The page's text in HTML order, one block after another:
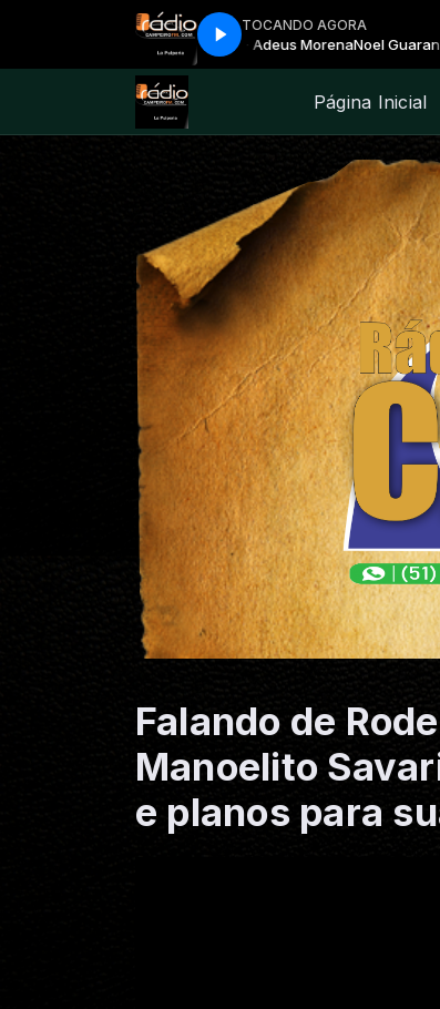
TOCANDO AGORA
Missioneiro - 05 - Adeus MorenaNoel Guarany - Destino
Página Inicial
Falando de
Manoelito
e planos para